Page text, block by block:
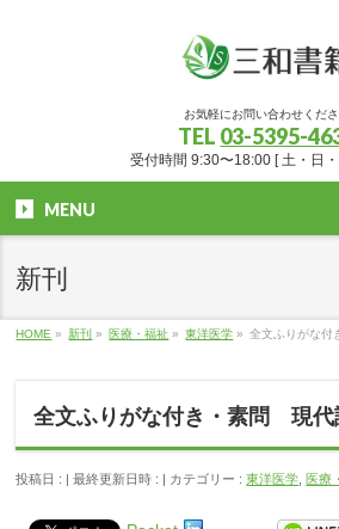
お気軽にお問い合わせくだ
TEL 03-5395-
受付時間 9:30〜18:00 [ 土・日
MENU
新刊
HOME » 新刊 » 医療・福祉 » 東洋医学 » 全文ふりがな
全文ふりがな付き・素問 現代
投稿日 : 最終更新日時 : カテゴリー :東洋医学 医療